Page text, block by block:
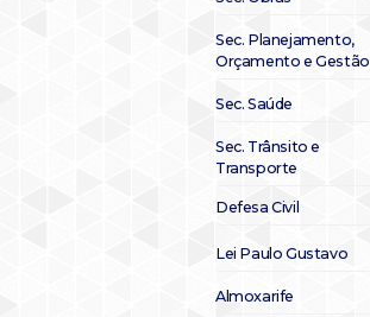
Sec. Planejamento,
Orçamento e Gestão
Sec. Saúde
Sec. Trânsito e
Transporte
Defesa Civil
Lei Paulo Gustavo
Almoxarife